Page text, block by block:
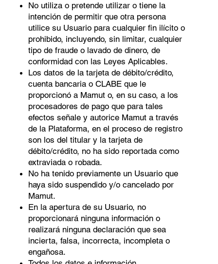
No utiliza o pretende utilizar o tiene la
intención de permitir que otra persona
utilice su Usuario para cualquier ﬁn ilícito o
prohibido, incluyendo, sin limitar, cualquier
tipo de fraude o lavado de dinero, de
conformidad con las Leyes Aplicables.
Los datos de la tarjeta de débito/crédito,
cuenta bancaria o CLABE que le
proporcionó a Mamut o, en su caso, a los
procesadores de pago que para tales
efectos señale y autorice Mamut a través
de la Plataforma, en el proceso de registro
son los del titular y la tarjeta de
débito/crédito, no ha sido reportada como
extraviada o robada.
No ha tenido previamente un Usuario que
haya sido suspendido y/o cancelado por
Mamut.
En la apertura de su Usuario, no
proporcionará ninguna información o
realizará ninguna declaración que sea
incierta, falsa, incorrecta, incompleta o
engañosa.